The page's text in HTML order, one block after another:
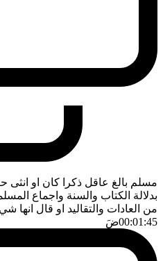
مسلم بالغ عاقل ذكرا كان او انثى
بدلالة الكتاب والسنة واجماع
من العادات والتقاليد او قال
00:01:45ضَ